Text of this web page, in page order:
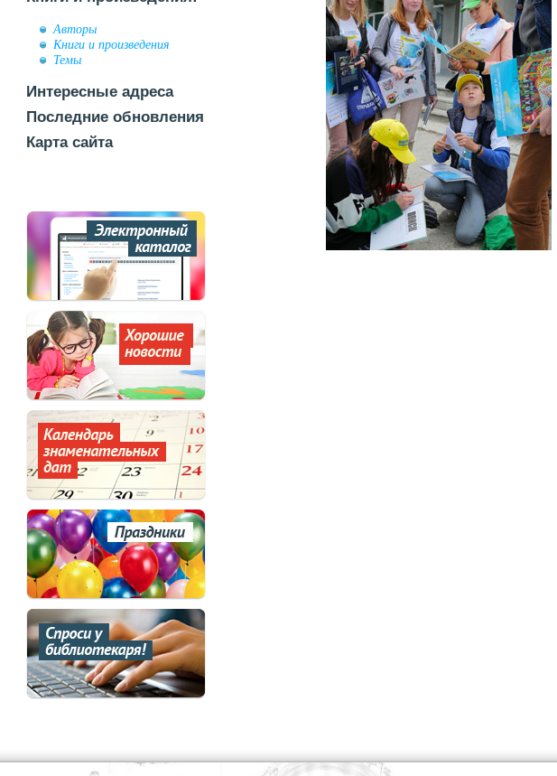
Авторы
Книги и произведения
Темы
Интересные адреса
Последние обновления
Карта сайта